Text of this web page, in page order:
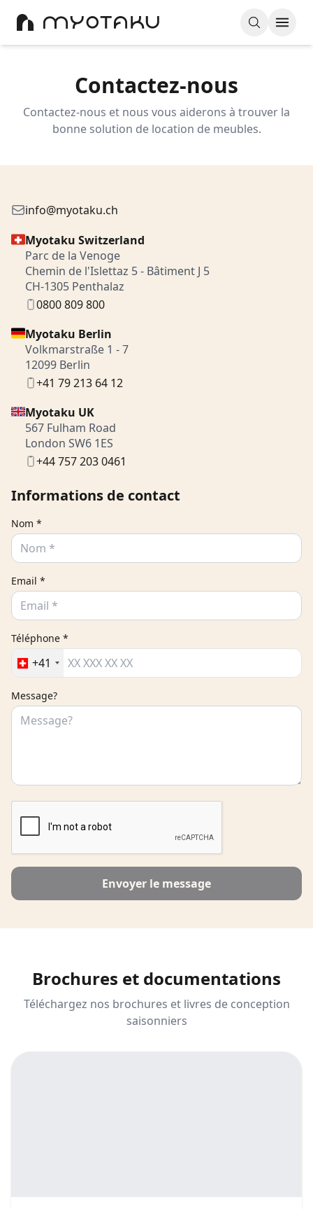
Contactez-nous
Contactez-nous et nous vous aiderons à trouver la
bonne solution de location de meubles.
Informations de contact
Nom *
Email *
Téléphone *
+41
Message?
Envoyer le message
info@myotaku.ch
Myotaku Switzerland
Parc de la Venoge
Chemin de l'Islettaz 5 - Bâtiment J 5
CH-1305 Penthalaz
0800 809 800
Myotaku Berlin
Volkmarstraße 1 - 7
12099 Berlin
+41 79 213 64 12
Myotaku UK
567 Fulham Road
London SW6 1ES
+44 757 203 0461
Brochures et documentations
Téléchargez nos brochures et livres de conception
saisonniers